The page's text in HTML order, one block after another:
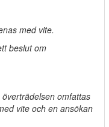
med vite.
beslut om
omfattas
vite och en ansökan